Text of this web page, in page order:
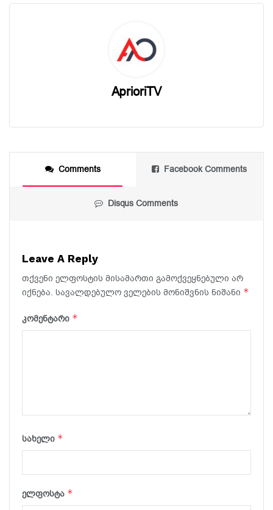
AprioriTV
Comments Facebook Comments
Disqus Comments
Leave A Reply
თქვენი ელფოსტის მისამართი გამოქვეყნებული არ
იქნება. სავალდებულო ველების მონიშვნის ნიშანი *
კომენტარი *
სახელი *
ელფოსტა *